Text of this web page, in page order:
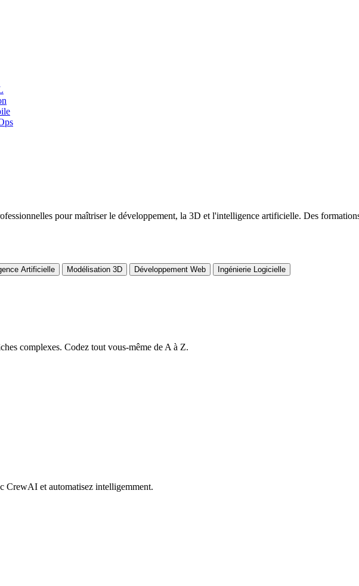
pour maîtriser le développement, la 3D et l'intelligence artificielle. Des
Artificielle Modélisation 3D Développement Web Ingénierie Logicielle
complexes. Codez tout vous-même de A à Z.
CrewAI et automatisez intelligemment.